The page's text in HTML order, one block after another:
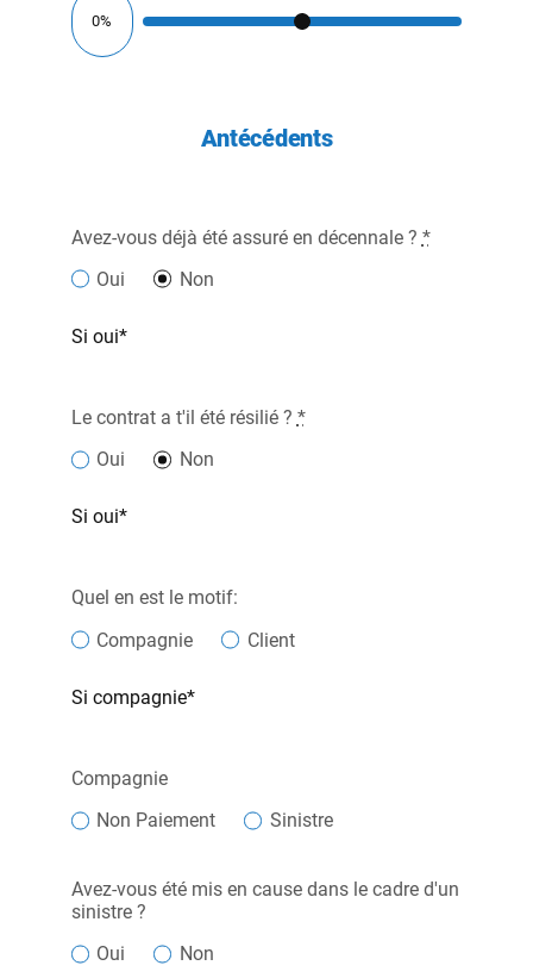
Antécédents
Avez-vous déjà été assuré en décennale ? *
Oui
Non
Si oui*
Le contrat a t'il été résilié ? *
Oui
Non
Si oui*
Quel en est le motif:
Compagnie
Client
Si compagnie*
Compagnie
Non Paiement
Sinistre
Avez-vous été mis en cause dans le cadre d'un
sinistre ?
Oui
Non